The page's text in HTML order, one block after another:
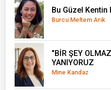
Bu Güzel Kentin
Burcu Meltem Arık
"BİR ŞEY
YANIYORUZ
Mine Kandaz